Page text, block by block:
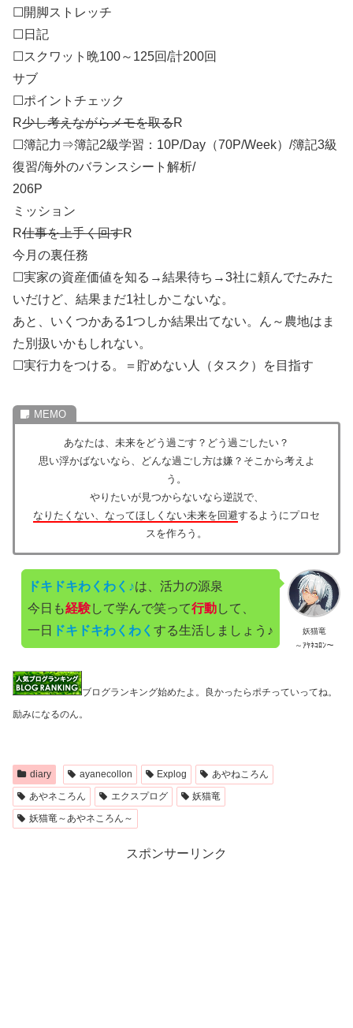
☐開脚ストレッチ
☐日記
☐スクワット晩100～125回/計200回
サブ
☐ポイントチェック
R少し考えながらメモを取るR
☐簿記力⇒簿記2級学習：10P/Day（70P/Week）/簿記3級
復習/海外のバランスシート解析/
206P
ミッション
R仕事を上手く回すR
今月の裏任務
☐実家の資産価値を知る→結果待ち→3社に頼んでたみた
いだけど、結果まだ1社しかこないな。
あと、いくつかある1つしか結果出てない。ん～農地はま
た別扱いかもしれない。
☐実行力をつける。＝貯めない人（タスク）を目指す
あなたは、未来をどう過ごす？どう過ごしたい？
思い浮かばないなら、どんな過ごし方は嫌？そこから考えよ
う。
やりたいが見つからないなら逆説で、
なりたくない、なってほしくない未来を回避するようにプロセ
スを作ろう。
妖猫竜
～ｱﾔﾈｺﾛﾝ～
ドキドキわくわく♪は、活力の源泉
今日も経験して学んで笑って行動して、
一日
ドキドキわくわくする生活しましょう♪
ブログランキング始めたよ。良かったらポチっていってね。
励みになるのん。
diary ayanecollon Explog
あやねころん
あやネころん
エクスプログ
妖猫竜
妖猫竜～あやネころん～
スポンサーリンク